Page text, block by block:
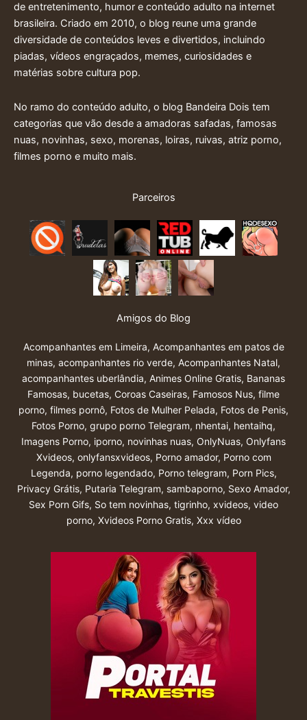
de entretenimento, humor e conteúdo adulto na internet
brasileira. Criado em 2010, o blog reune uma grande
diversidade de conteúdos leves e divertidos, incluindo
piadas, vídeos engraçados, memes, curiosidades e
matérias sobre cultura pop.
No ramo do conteúdo adulto, o blog Bandeira Dois tem
categorias que vão desde a amadoras safadas, famosas
nuas, novinhas, sexo, morenas, loiras, ruivas, atriz porno,
filmes porno e muito mais.
Parceiros
Amigos do Blog
Acompanhantes em Limeira, Acompanhantes em patos de
minas, acompanhantes rio verde, Acompanhantes Natal,
acompanhantes uberlândia, Animes Online Gratis, Bananas
Famosas, bucetas, Coroas Caseiras, Famosos Nus, filme
porno, filmes pornô, Fotos de Mulher Pelada, Fotos de Penis,
Fotos Porno, grupo porno Telegram, nhentai, hentaihq,
Imagens Porno, iporno, novinhas nuas, OnlyNuas, Onlyfans
Xvideos, onlyfansxvideos, Porno amador, Porno com
Legenda, porno legendado, Porno telegram, Porn Pics,
Privacy Grátis, Putaria Telegram, sambaporno, Sexo Amador,
Sex Porn Gifs, So tem novinhas, tigrinho, xvideos, video
porno, Xvideos Porno Gratis, Xxx vídeo